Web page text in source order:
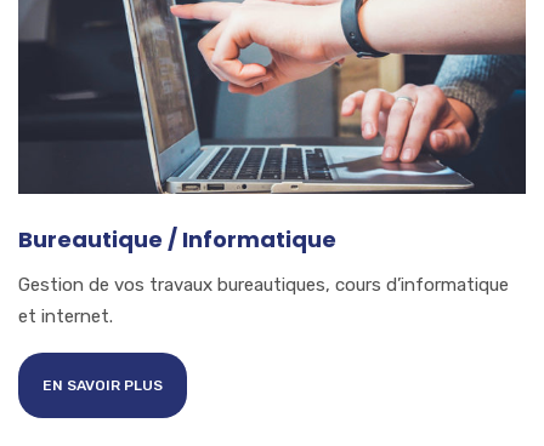
Bureautique / Informatique
Gestion de vos travaux bureautiques, cours d’informatique
et internet.
EN SAVOIR PLUS